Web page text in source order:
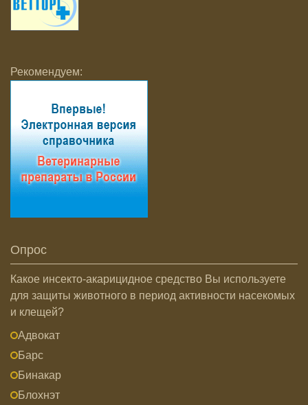
Рекомендуем:
Опрос
Какое инсекто-акарицидное средство Вы используете
для защиты животного в период активности насекомых
и клещей?
Адвокат
Барс
Бинакар
Блохнэт